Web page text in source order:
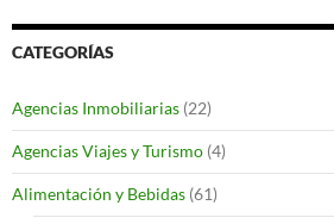
CATEGORÍAS
Agencias Inmobiliarias (22)
Agencias Viajes y Turismo (4)
Alimentación y Bebidas (61)